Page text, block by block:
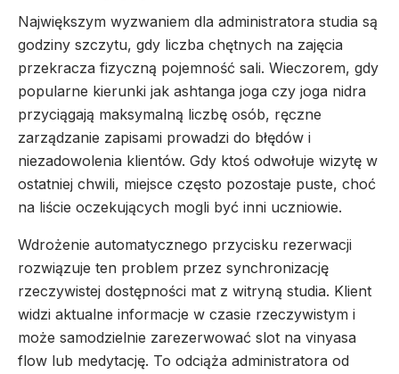
Największym wyzwaniem dla administratora studia są
godziny szczytu, gdy liczba chętnych na zajęcia
przekracza fizyczną pojemność sali. Wieczorem, gdy
popularne kierunki jak ashtanga joga czy joga nidra
przyciągają maksymalną liczbę osób, ręczne
zarządzanie zapisami prowadzi do błędów i
niezadowolenia klientów. Gdy ktoś odwołuje wizytę w
ostatniej chwili, miejsce często pozostaje puste, choć
na liście oczekujących mogli być inni uczniowie.
Wdrożenie automatycznego przycisku rezerwacji
rozwiązuje ten problem przez synchronizację
rzeczywistej dostępności mat z witryną studia. Klient
widzi aktualne informacje w czasie rzeczywistym i
może samodzielnie zarezerwować slot na vinyasa
flow lub medytację. To odciąża administratora od